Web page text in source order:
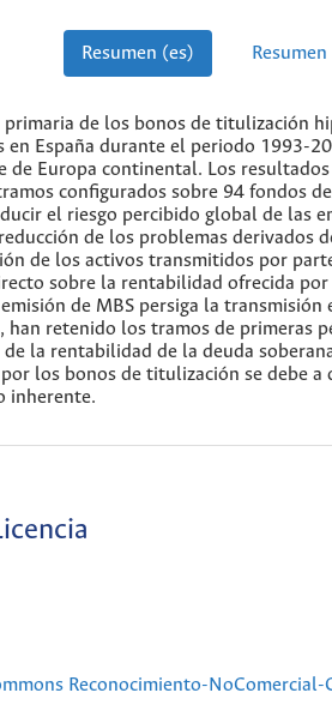
Resumen (es)
de los bonos de titulización
en España durante el periodo 1993-
Europa continental. Los
configurados sobre 94 fondos
el riesgo percibido global de las
de los problemas derivados
de los activos transmitidos por
sobre la rentabilidad ofrecida
de MBS persiga la transmisión
retenido los tramos de primeras
la rentabilidad de la deuda
los bonos de titulización se debe
inherente.
Reconocimiento-